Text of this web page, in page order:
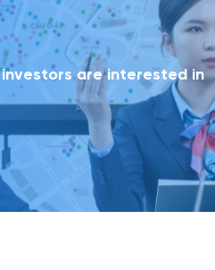
tin giao dịch Công bố thông
tin giao dịch Công bố
are interested in